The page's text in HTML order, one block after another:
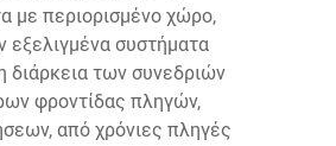
με περιορισμένο χώρο,
εξελιγμένα συστήματα
διάρκεια των συνεδριών
φροντίδας πληγών,
από χρόνιες πληγές